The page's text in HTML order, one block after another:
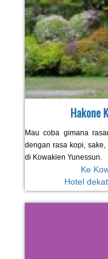
Hakone
Mau coba gimana
dengan rasa kopi,
di Kowakien Yunessun.
Ke
Hotel